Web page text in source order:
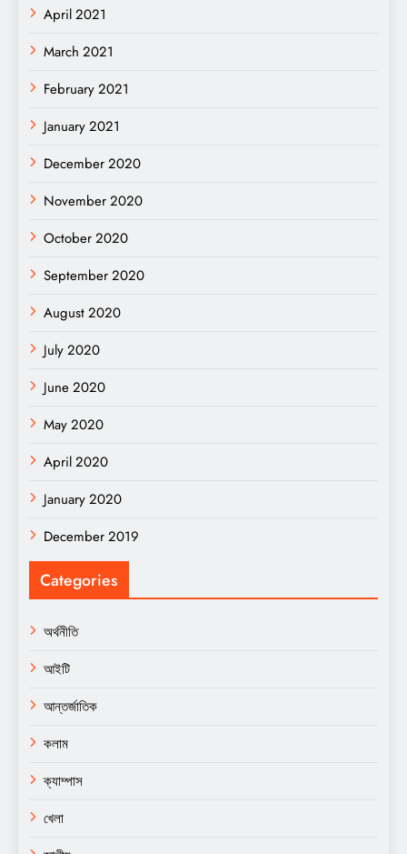
April 2021
March 2021
February 2021
January 2021
December 2020
November 2020
October 2020
September 2020
August 2020
July 2020
June 2020
May 2020
April 2020
January 2020
December 2019
Categories
অর্থনীতি
আইটি
আন্তর্জাতিক
কলাম
ক্যাম্পাস
খেলা